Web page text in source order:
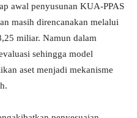
awal penyusunan KUA-PPAS
masih direncanakan melalui
miliar. Namun dalam
sehingga model
aset menjadi mekanisme